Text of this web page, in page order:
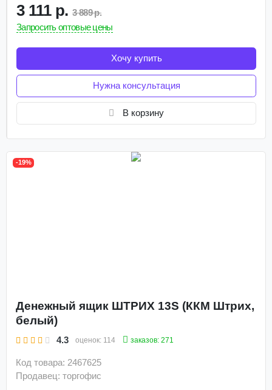
3 111 р. 3 889 р.
Запросить оптовые цены
Хочу купить
Нужна консультация
В корзину
-19%
Денежный ящик ШТРИХ 13S (ККМ Штрих,
белый)
4.3 оценок: 114 заказов: 271
Код товара: 2467625
Продавец: торгофис